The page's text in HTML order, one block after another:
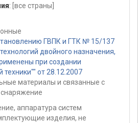
: [все страны]
ГВПК и ГТК № 15/137
двойного назначения,
при создании
от 28.12.2007
материалы и связанные с
аппаратура систем
изделия, не